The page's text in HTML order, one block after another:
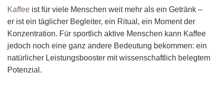
Kaffee ist für viele Menschen weit mehr als ein Getränk –
er ist ein täglicher Begleiter, ein Ritual, ein Moment der
Konzentration. Für sportlich aktive Menschen kann Kaffee
jedoch noch eine ganz andere Bedeutung bekommen: ein
natürlicher Leistungsbooster mit wissenschaftlich belegtem
Potenzial.